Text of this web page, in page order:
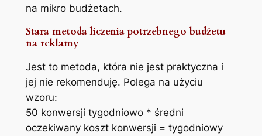
na mikro budżetach.
Stara metoda liczenia potrzebnego budżetu
na reklamy
Jest to metoda, która nie jest praktyczna i
jej nie rekomenduję. Polega na użyciu
wzoru:
50 konwersji tygodniowo * średni
oczekiwany koszt konwersji = tygodniowy